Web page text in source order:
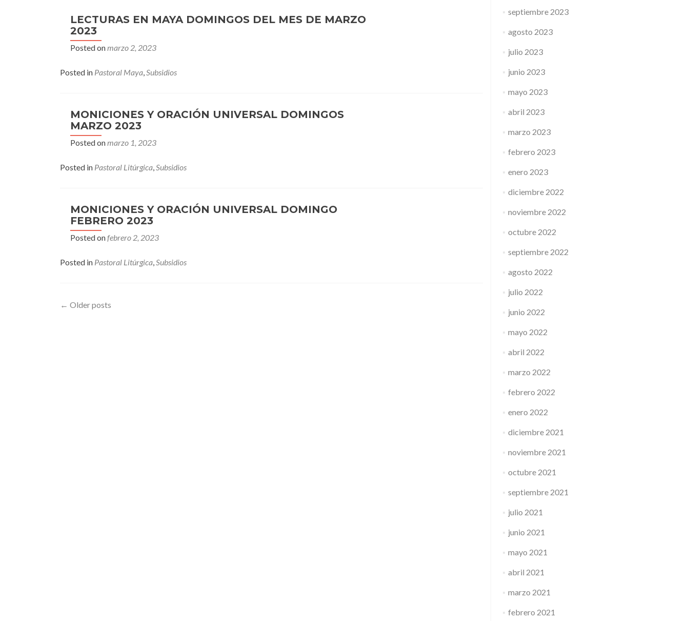
LECTURAS EN MAYA DOMINGOS DEL MES DE MARZO
2023
Posted onmarzo 2, 2023
Posted in Pastoral Maya,Subsidios
MONICIONES Y ORACIÓN UNIVERSAL DOMINGOS
MARZO 2023
Posted onmarzo 1, 2023
Posted in Pastoral Litúrgica,Subsidios
MONICIONES Y ORACIÓN UNIVERSAL DOMINGO
FEBRERO 2023
Posted onfebrero 2, 2023
Posted in Pastoral Litúrgica,Subsidios
Posts
← Older posts
septiembre 2023
agosto 2023
julio 2023
junio 2023
mayo 2023
abril 2023
marzo 2023
febrero 2023
enero 2023
diciembre 2022
noviembre 2022
octubre 2022
septiembre 2022
agosto 2022
julio 2022
junio 2022
mayo 2022
abril 2022
marzo 2022
febrero 2022
enero 2022
diciembre 2021
noviembre 2021
octubre 2021
septiembre 2021
julio 2021
junio 2021
mayo 2021
abril 2021
marzo 2021
febrero 2021